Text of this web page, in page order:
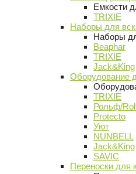
Емкости
TRIXIE
Наборы для
Наборы
Beaphar
TRIXIE
Jack&King
Оборудование
TRIXIE
Рольф/
Protecto
Уют
NUNBELL
Jack&King
SAVIC
Переноски для